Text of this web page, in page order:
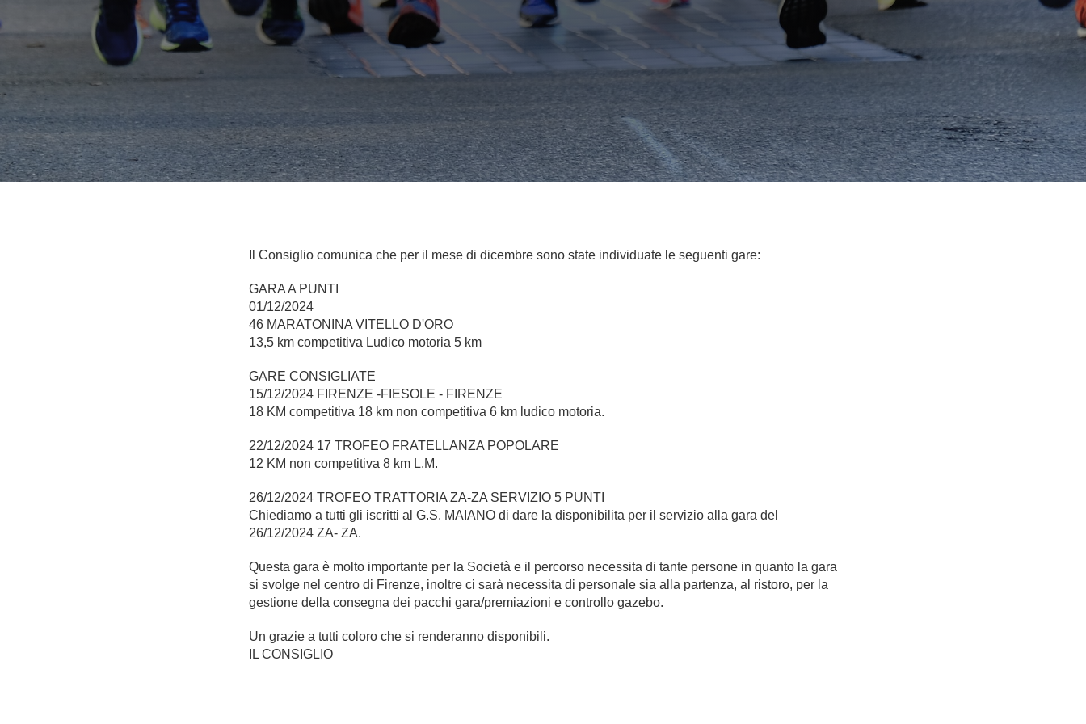
Il Consiglio comunica che per il mese di dicembre sono state individuate le seguenti gare:
GARA A PUNTI
01/12/2024
46 MARATONINA VITELLO D'ORO
13,5 km competitiva Ludico motoria 5 km
GARE CONSIGLIATE
15/12/2024 FIRENZE -FIESOLE - FIRENZE
18 KM competitiva 18 km non competitiva 6 km ludico motoria.
22/12/2024 17 TROFEO FRATELLANZA POPOLARE
12 KM non competitiva 8 km L.M.
26/12/2024 TROFEO TRATTORIA ZA-ZA SERVIZIO 5 PUNTI
Chiediamo a tutti gli iscritti al G.S. MAIANO di dare la disponibilita per il servizio alla gara del
26/12/2024 ZA- ZA.
Questa gara è molto importante per la Società e il percorso necessita di tante persone in quanto la gara
si svolge nel centro di Firenze, inoltre ci sarà necessita di personale sia alla partenza, al ristoro, per la
gestione della consegna dei pacchi gara/premiazioni e controllo gazebo.
Un grazie a tutti coloro che si renderanno disponibili.
IL CONSIGLIO